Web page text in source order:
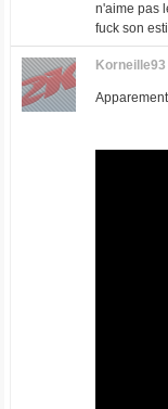
n'aime pas
fuck son
Korneille93